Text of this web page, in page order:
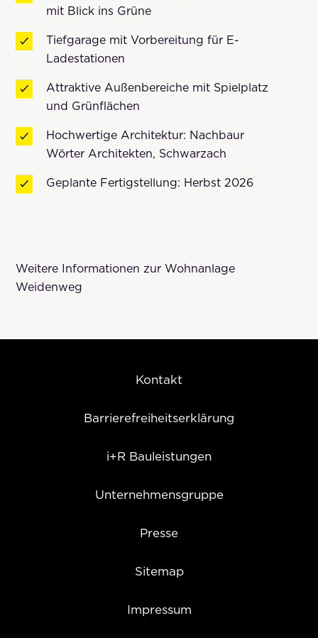
mit Blick ins Grüne
Tiefgarage mit Vorbereitung für E-
Ladestationen
Attraktive Außenbereiche mit Spielplatz
und Grünflächen
Hochwertige Architektur: Nachbaur
Wörter Architekten, Schwarzach
Geplante Fertigstellung: Herbst 2026
Weitere Informationen zur Wohnanlage
Weidenweg
Kontakt
Barrierefreiheitserklärung
i+R Bauleistungen
Unternehmensgruppe
Presse
Sitemap
Impressum